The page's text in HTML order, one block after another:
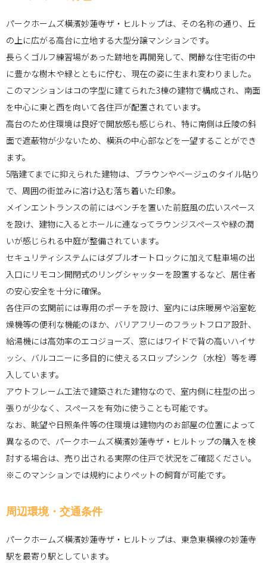
パークホームズ横濱妙蓮寺ザ・ヒルトップは、その名称の通り、丘
の上に広がる高台に立地する大型分譲マンションです。
長らくゴルフ練習場があった跡地を再開発して、閑静な住宅街の中
に豊かな樹木や緑とともに佇む、現在の姿に生まれ変わりました。
このマンションはコの字型に建てられた3棟の建物で構成され、南面
を中心に東と西を向いて各住戸が配置されています。
高台のため住環境は良好で開放感も感じられ、特に南側は丘陵の斜
面で遮蔽物が少ないため、横浜の中心部などを一望することができ
ます。
5階建てまでに抑えられた建物は、ブラウンやベージュのタイル貼り
で、周囲の街並みに溶け込む落ち着いた印象。
メインエントランスの前にはベンチを置いた前庭風の広いスペース
を設け、建物に入るとホールに連なってラウンジスペースや緑の潤
いが感じられる中庭が整備されています。
セキュリティシステムにはダブルオートロックに加えて駐車場の出
入口にリモコン開閉式のリングシャッターを設置するなど、居住者
の安心安全を十分に確保。
各住戸の玄関前には専用のポーチを設け、室内には床暖房や浴室乾
燥機等の便利な機能のほか、バリアフリーのフラットフロア設計、
給湯機には高効率のエコジョーズ、窓にはワイドで背の高いハイサ
ッシ、バルコニーに多目的に使えるスロップシンク（水栓）等を導
入しています。
アウトフレーム工法で建築された建物なので、室内側に柱型の出っ
張りが少なく、スペースを有効に使うことも可能です。
なお、眺望や日照条件等の住環境は建物内のお部屋の位置によって
異なるので、パークホームズ横濱妙蓮寺ザ・ヒルトップの購入を検
討する場合は、売り出される実際の住戸で状況をご確認ください。
※このマンションでは規約によりペットの飼育が可能です。
周辺環境・交通条件
パークホームズ横濱妙蓮寺ザ・ヒルトップは、東急東横線の妙蓮寺
駅を最寄り駅としています。